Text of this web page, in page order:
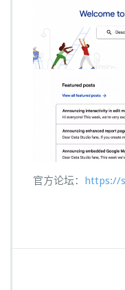
官方论坛： https://